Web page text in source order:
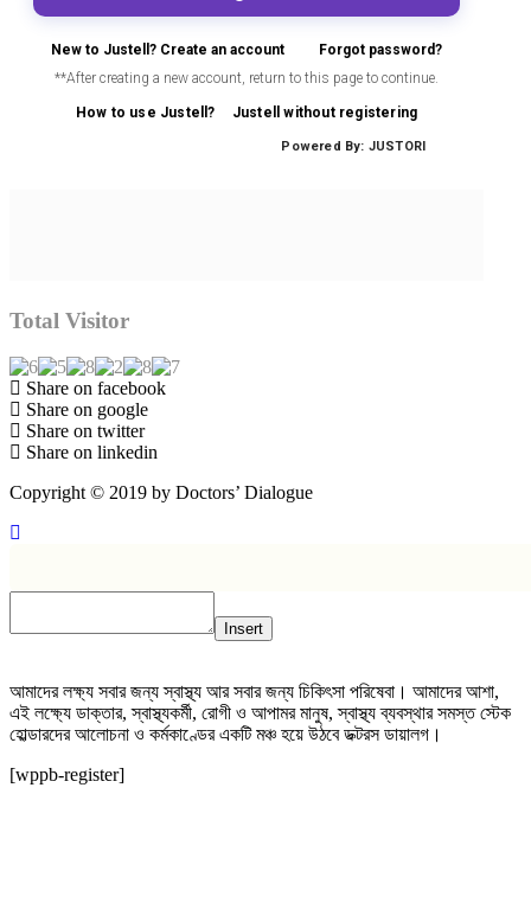
Total Visitor
Share on facebook
Share on google
Share on twitter
Share on linkedin
Copyright © 2019 by Doctors’ Dialogue
Insert
আমাদের লক্ষ্য সবার জন্য স্বাস্থ্য আর সবার জন্য চিকিৎসা পরিষেবা। আমাদের আশা,
এই লক্ষ্যে ডাক্তার, স্বাস্থ্যকর্মী, রোগী ও আপামর মানুষ, স্বাস্থ্য ব্যবস্থার সমস্ত স্টেক
হোল্ডারদের আলোচনা ও কর্মকাণ্ডের একটি মঞ্চ হয়ে উঠবে ডক্টরস ডায়ালগ।
[wppb-register]